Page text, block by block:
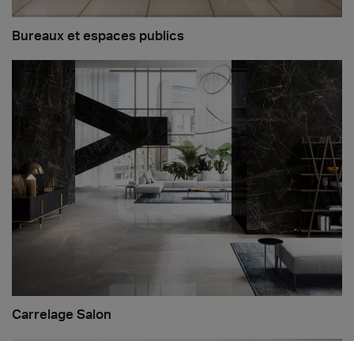
Bureaux et espaces publics
Carrelage Salon